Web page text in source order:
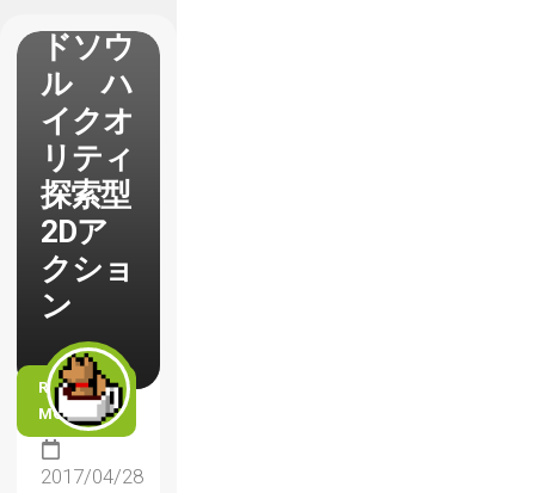
ドソウ
ル ハ
イクオ
リティ
探索型
2Dア
クショ
ン
READ
MORE
2017/04/28